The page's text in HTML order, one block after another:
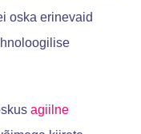
oska erinevaid
agiilne